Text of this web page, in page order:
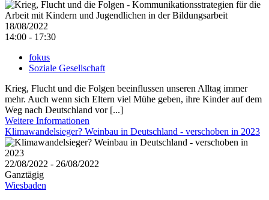
18/08/2022
14:00 - 17:30
fokus
Soziale Gesellschaft
Krieg, Flucht und die Folgen beeinflussen unseren Alltag immer
mehr. Auch wenn sich Eltern viel Mühe geben, ihre Kinder auf dem
Weg nach Deutschland vor [...]
Weitere Informationen
Klimawandelsieger? Weinbau in Deutschland - verschoben in 2023
22/08/2022 - 26/08/2022
Ganztägig
Wiesbaden